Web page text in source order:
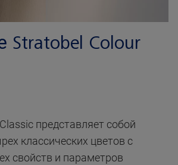
Stratobel Colour
представляет собой
классических цветов с
свойств и параметров